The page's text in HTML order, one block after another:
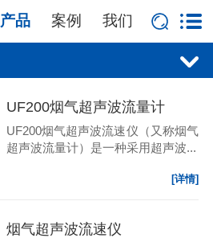
产品 案例 我们
UF200烟气超声波流量计
UF200烟气超声波流速仪（又称烟气
超声波流量计）是一种采用超声波...
[详情]
烟气超声波流速仪